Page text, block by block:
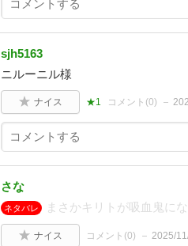
sjh5163
ニルーニル様
ナイス ★1 コメント(0)
さな
ネタバレ まさかキリトが吸血鬼に
ナイス コメント(0) 2025/